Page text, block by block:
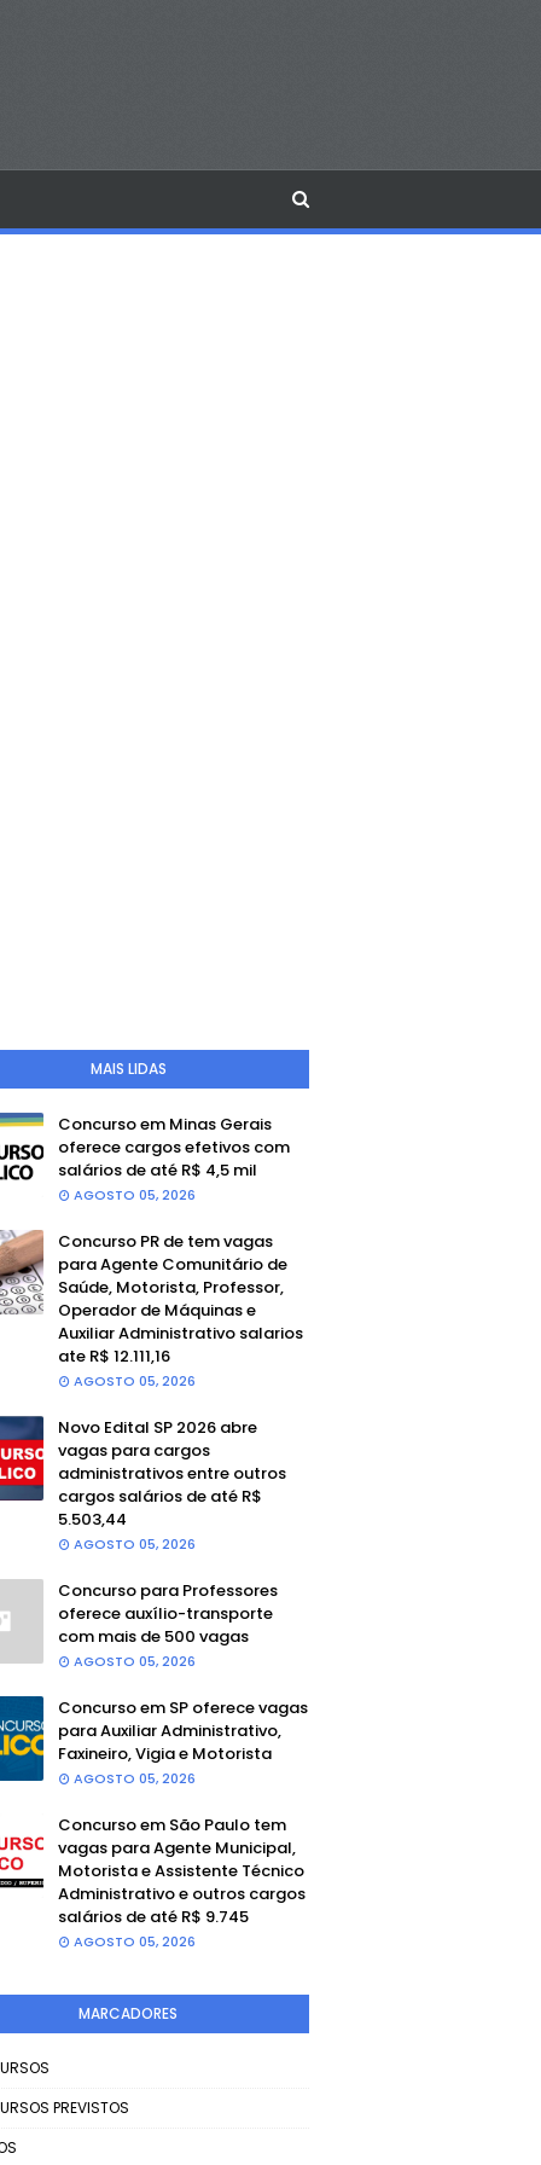
MAIS LIDAS
Concurso em Minas Gerais
oferece cargos efetivos com
salários de até R$ 4,5 mil
AGOSTO 05, 2026
Concurso PR de tem vagas
para Agente Comunitário de
Saúde, Motorista, Professor,
Operador de Máquinas e
Auxiliar Administrativo salarios
ate R$ 12.111,16
AGOSTO 05, 2026
Novo Edital SP 2026 abre
vagas para cargos
administrativos entre outros
cargos salários de até R$
5.503,44
AGOSTO 05, 2026
Concurso para Professores
oferece auxílio-transporte
com mais de 500 vagas
AGOSTO 05, 2026
Concurso em SP oferece vagas
para Auxiliar Administrativo,
Faxineiro, Vigia e Motorista
AGOSTO 05, 2026
Concurso em São Paulo tem
vagas para Agente Municipal,
Motorista e Assistente Técnico
Administrativo e outros cargos
salários de até R$ 9.745
AGOSTO 05, 2026
MARCADORES
PREVISTOS